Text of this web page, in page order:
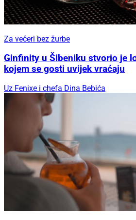
Za večeri bez žurbe
Ginfinity u Šibeniku stvorio je
kojem se gosti uvijek vraćaju
Uz Fenixe i chefa Dina Bebića